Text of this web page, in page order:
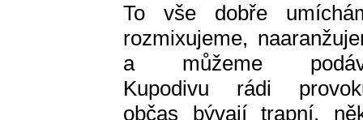
To vše dobře
rozmixujeme,
a můžeme
Kupodivu rádi
občas bývají trapní,